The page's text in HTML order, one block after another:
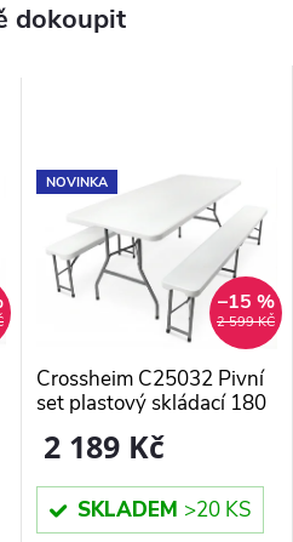
dokoupit
NOVINKA
2 599 KČ
–15 %
Crossheim C25032 Pivní
set plastový skládací 180
2 189 Kč
SKLADEM >20 KS